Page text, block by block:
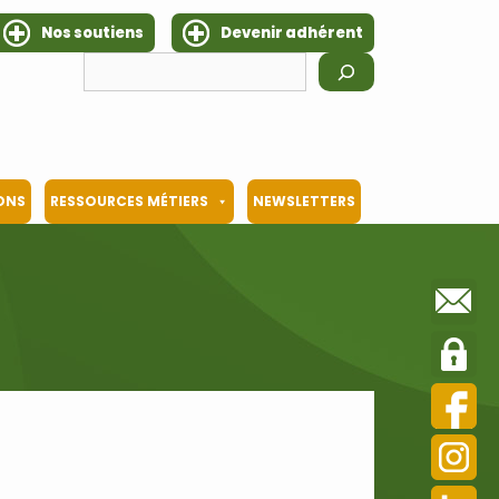
Nos soutiens
Devenir adhérent
RESSOURCES MÉTIERS NEWSLETTERS